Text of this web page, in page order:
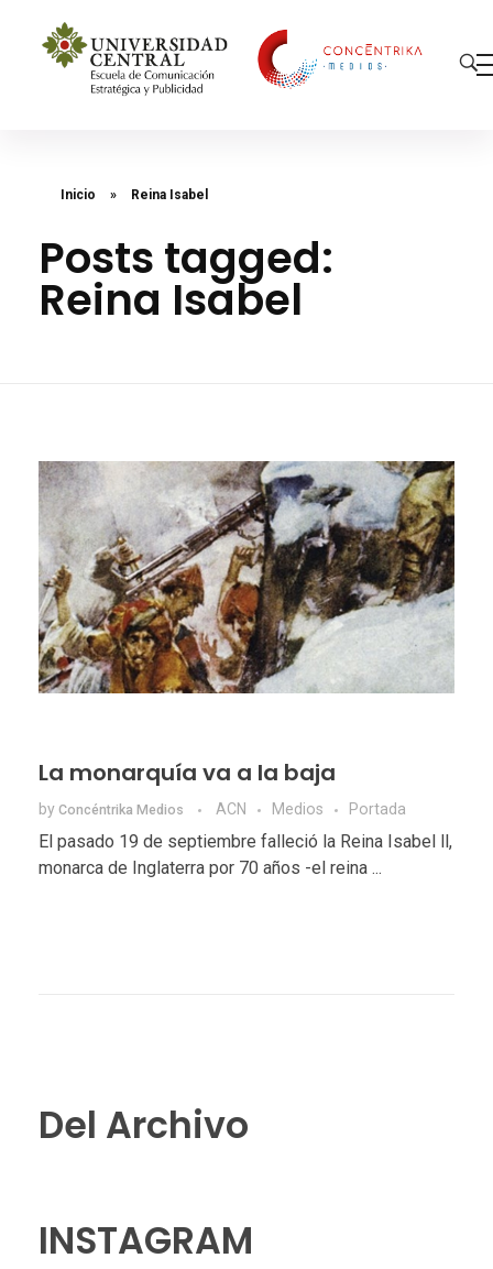
Inicio » Reina Isabel
Posts tagged:
Reina Isabel
La monarquía va a la baja
by Concéntrika Medios ACN Medios Portada
El pasado 19 de septiembre falleció la Reina Isabel ll,
monarca de Inglaterra por 70 años -el reina ...
Del Archivo
INSTAGRAM